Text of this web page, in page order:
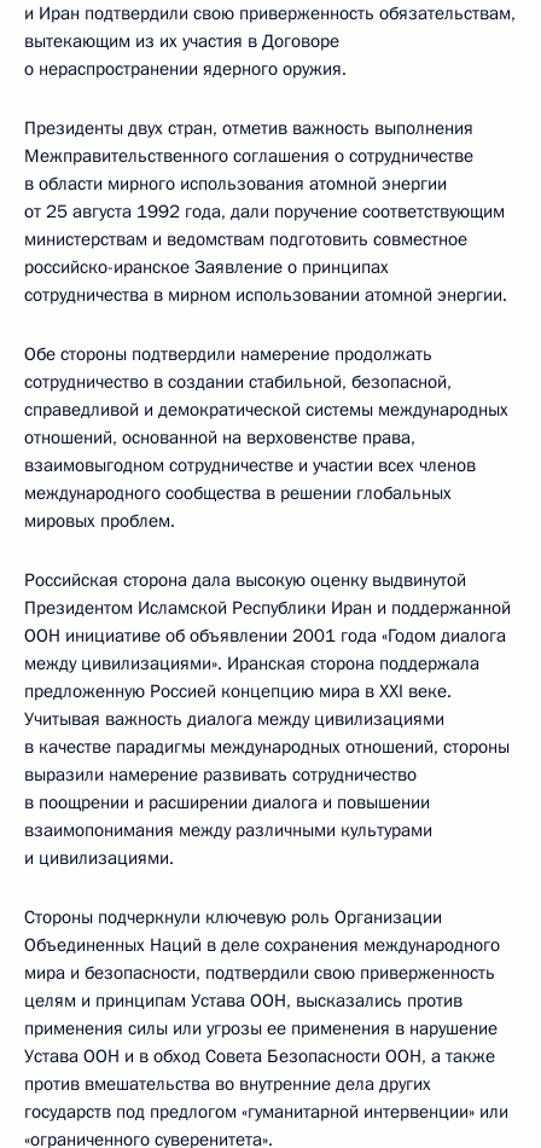
и Иран подтвердили свою приверженность обязательствам,
вытекающим из их участия в Договоре
о нераспространении ядерного оружия.
Президенты двух стран, отметив важность выполнения
Межправительственного соглашения о сотрудничестве
в области мирного использования атомной энергии
от 25 августа 1992 года, дали поручение соответствующим
министерствам и ведомствам подготовить совместное
российско-иранское Заявление о принципах
сотрудничества в мирном использовании атомной энергии.
Обе стороны подтвердили намерение продолжать
сотрудничество в создании стабильной, безопасной,
справедливой и демократической системы международных
отношений, основанной на верховенстве права,
взаимовыгодном сотрудничестве и участии всех членов
международного сообщества в решении глобальных
мировых проблем.
Российская сторона дала высокую оценку выдвинутой
Президентом Исламской Республики Иран и поддержанной
ООН инициативе об объявлении 2001 года «Годом диалога
между цивилизациями». Иранская сторона поддержала
предложенную Россией концепцию мира в XXI веке.
Учитывая важность диалога между цивилизациями
в качестве парадигмы международных отношений, стороны
выразили намерение развивать сотрудничество
в поощрении и расширении диалога и повышении
взаимопонимания между различными культурами
и цивилизациями.
Стороны подчеркнули ключевую роль Организации
Объединенных Наций в деле сохранения международного
мира и безопасности, подтвердили свою приверженность
целям и принципам Устава ООН, высказались против
применения силы или угрозы ее применения в нарушение
Устава ООН и в обход Совета Безопасности ООН, а также
против вмешательства во внутренние дела других
государств под предлогом «гуманитарной интервенции» или
«ограниченного суверенитета».